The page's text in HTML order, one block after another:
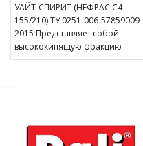
УАЙТ-СПИРИТ (НЕФРАС С4-
155/210) ТУ 0251-006-57859009-
2015 Представляет собой
высококипящую фракцию
бензина, применяется